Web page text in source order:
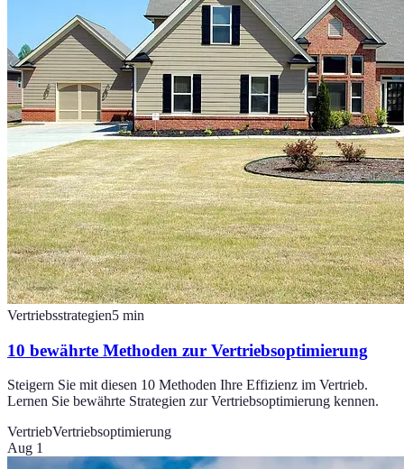
Vertriebsstrategien5 min
10 bewährte Methoden zur Vertriebsoptimierung
Steigern Sie mit diesen 10 Methoden Ihre Effizienz im Vertrieb.
Lernen Sie bewährte Strategien zur Vertriebsoptimierung kennen.
VertriebVertriebsoptimierung
Aug 1